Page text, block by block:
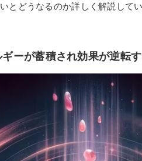
とどうなるのか詳しく解説してい
ーが蓄積され効果が逆転